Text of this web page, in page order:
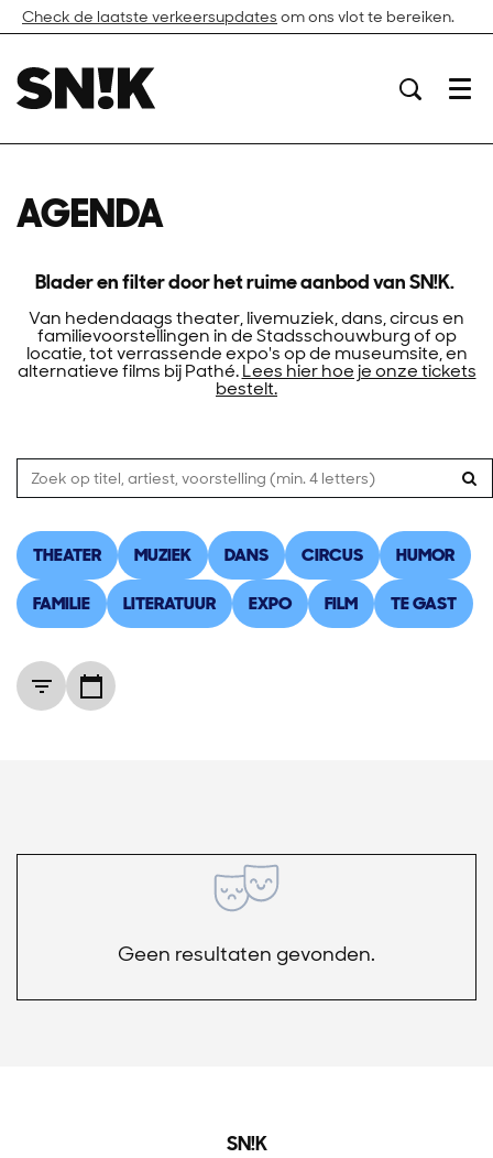
Check de laatste verkeersupdates om ons vlot te bereiken.
Menu
AGENDA
Blader en filter door het ruime aanbod van SN!K.
Van hedendaags theater, livemuziek, dans, circus en
familievoorstellingen in de Stadsschouwburg of op
locatie, tot verrassende expo's op de museumsite, en
alternatieve films bij Pathé.Lees hier hoe je onze tickets
bestelt.
THEATER MUZIEK DANS CIRCUS HUMOR
FAMILIE LITERATUUR EXPO FILM TE GAST
Geen resultaten gevonden.
SN!K